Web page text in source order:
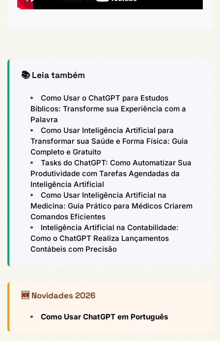
📚 Leia também
Como Usar o ChatGPT para Estudos
Bíblicos: Transforme sua Experiência com a
Palavra
Como Usar Inteligência Artificial para
Transformar sua Saúde e Forma Física: Guia
Completo e Gratuito
Tasks do ChatGPT: Como Automatizar Sua
Produtividade com Tarefas Agendadas da
Inteligência Artificial
Como Usar Inteligência Artificial na
Medicina: Guia Prático para Médicos Criarem
Comandos Eficientes
Inteligência Artificial na Contabilidade:
Como o ChatGPT Realiza Lançamentos
Contábeis com Precisão
🆕 Novidades 2026
Como Usar ChatGPT em Português